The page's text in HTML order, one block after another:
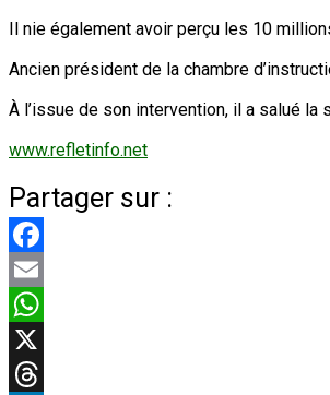
Il nie également avoir perçu les 10
Ancien président de la chambre
À l’issue de son intervention, il a salué la
www.refletinfo.net
Partager sur :
Facebook
Email
WhatsApp
X